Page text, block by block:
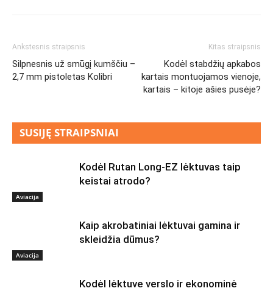
Ankstesnis straipsnis
Silpnesnis už smūgį kumščiu –
2,7 mm pistoletas Kolibri
Kitas straipsnis
Kodėl stabdžių apkabos
kartais montuojamos vienoje,
kartais – kitoje ašies pusėje?
SUSIJĘ STRAIPSNIAI
Aviacija
Kodėl Rutan Long-EZ lėktuvas taip
keistai atrodo?
Aviacija
Kaip akrobatiniai lėktuvai gamina ir
skleidžia dūmus?
Kodėl lėktuve verslo ir ekonominė